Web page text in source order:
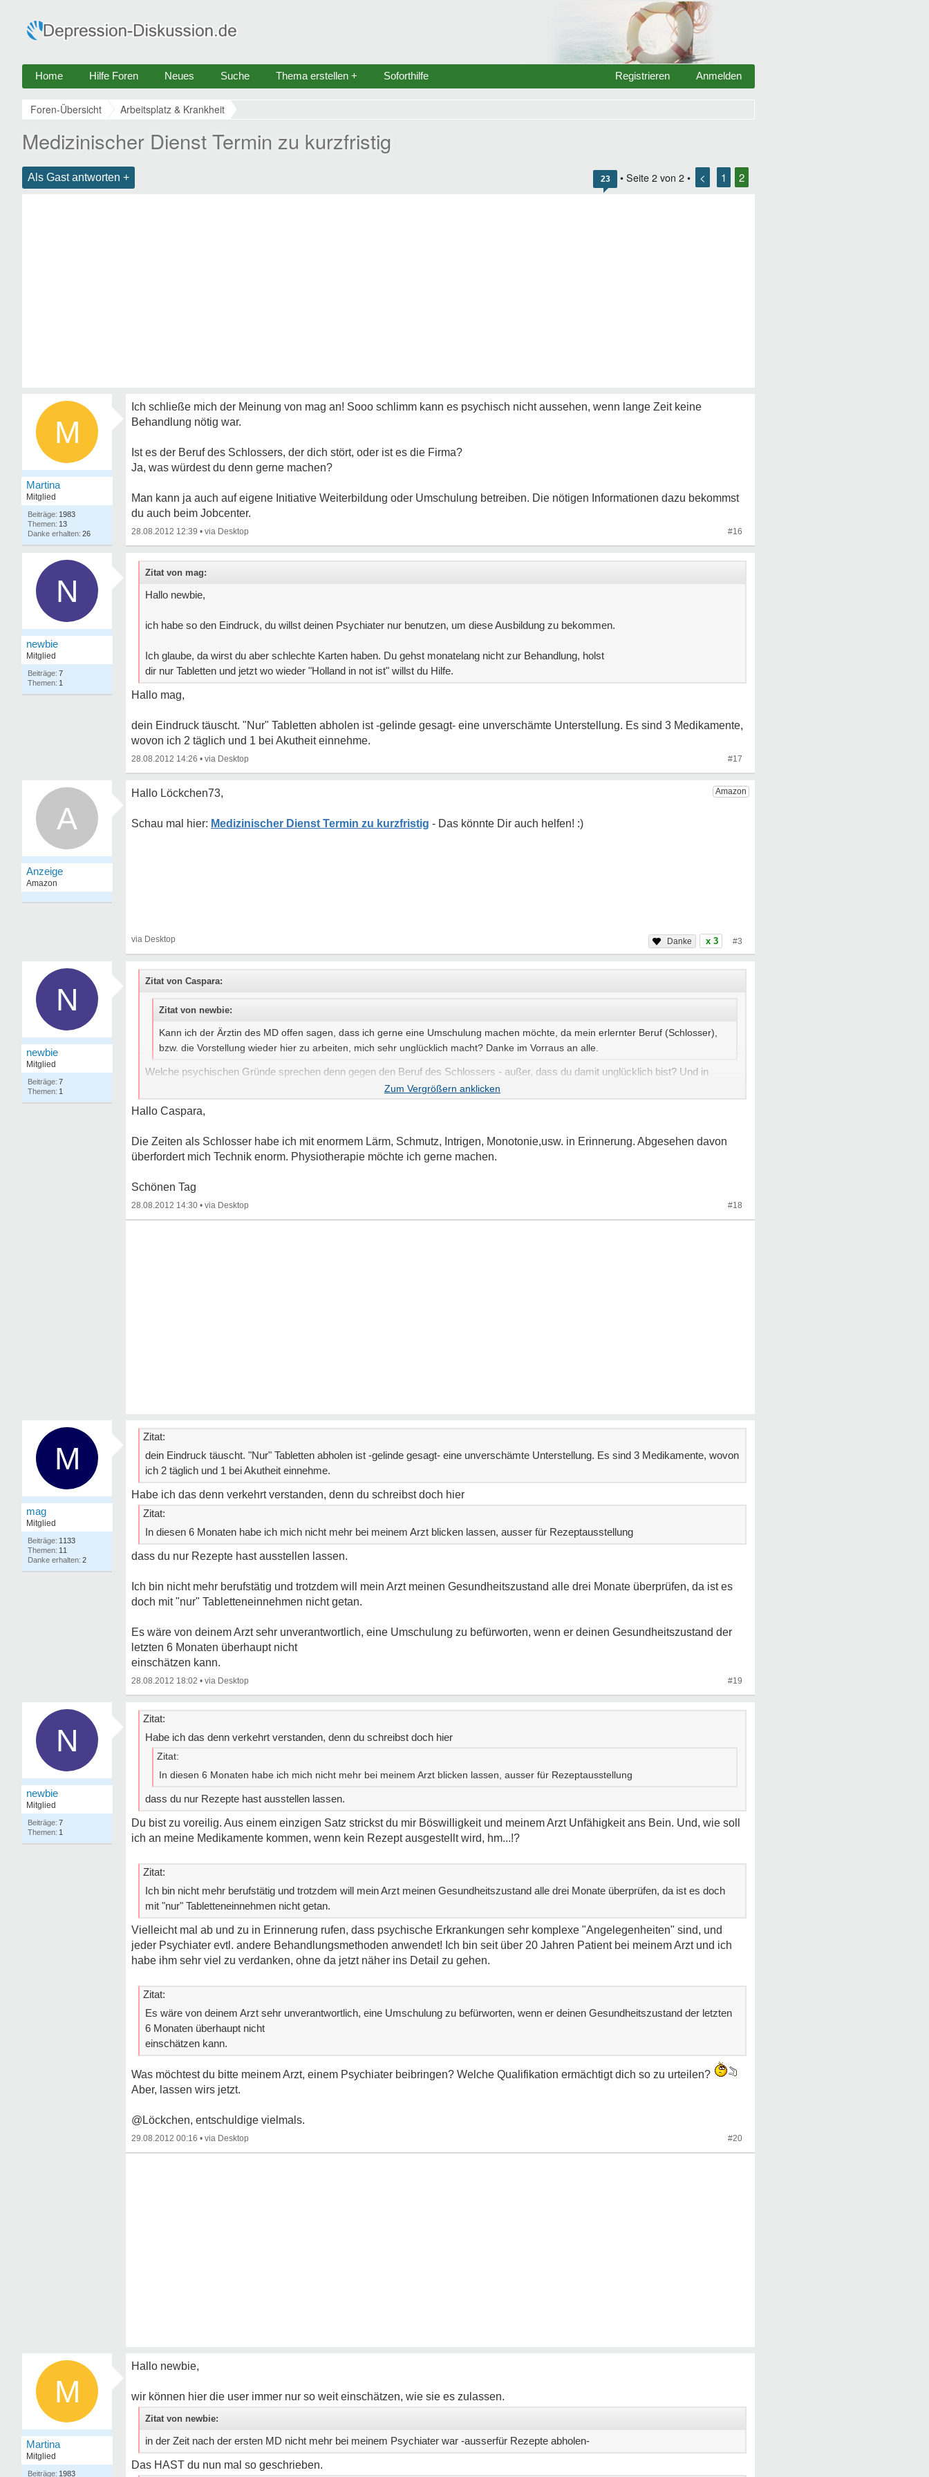
Home Hilfe Foren Neues Suche Thema erstellen + Soforthilfe Anmelden
Registrieren
Foren-Übersicht Arbeitsplatz & Krankheit
Medizinischer Dienst Termin zu kurzfristig
Als Gast antworten + 23 • Seite 2 von 2 • < 1 2
M
Martina
Mitglied
1983
13
26
Ich schließe mich der Meinung von mag an! Sooo schlimm kann es psychisch nicht aussehen, wenn lange Zeit keine
Behandlung nötig war.
Ist es der Beruf des Schlossers, der dich stört, oder ist es die Firma?
Ja, was würdest du denn gerne machen?
Man kann ja auch auf eigene Initiative Weiterbildung oder Umschulung betreiben. Die nötigen Informationen dazu bekommst
du auch beim Jobcenter.
28.08.2012 12:39 • #16
N
newbie
Mitglied
7
1
Zitat von mag:
Hallo newbie,
ich habe so den Eindruck, du willst deinen Psychiater nur benutzen, um diese Ausbildung zu bekommen.
Ich glaube, da wirst du aber schlechte Karten haben. Du gehst monatelang nicht zur Behandlung, holst
dir nur Tabletten und jetzt wo wieder "Holland in not ist" willst du Hilfe.
Hallo mag,
dein Eindruck täuscht. "Nur" Tabletten abholen ist -gelinde gesagt- eine unverschämte Unterstellung. Es sind 3 Medikamente,
wovon ich 2 täglich und 1 bei Akutheit einnehme.
28.08.2012 14:26 • #17
A
Hallo Löckchen73,
Medizinischer Dienst Termin zu kurzfristig
x 3 #3
N
newbie
Mitglied
7
1
Zitat von Caspara:
Zitat von newbie:
Kann ich der Ärztin des MD offen sagen, dass ich gerne eine Umschulung machen möchte, da mein erlernter Beruf (Schlosser),
bzw. die Vorstellung wieder hier zu arbeiten, mich sehr unglücklich macht? Danke im Vorraus an alle.
Welche psychischen Gründe sprechen denn gegen den Beruf des Schlossers - außer, dass du damit unglücklich bist? Und in
Hallo Caspara,
Die Zeiten als Schlosser habe ich mit enormem Lärm, Schmutz, Intrigen, Monotonie,usw. in Erinnerung. Abgesehen davon
überfordert mich Technik enorm. Physiotherapie möchte ich gerne machen.
Schönen Tag
28.08.2012 14:30 • #18
M
mag
Mitglied
1133
11
2
Zitat:
dein Eindruck täuscht. "Nur" Tabletten abholen ist -gelinde gesagt- eine unverschämte Unterstellung. Es sind 3 Medikamente, wovon
ich 2 täglich und 1 bei Akutheit einnehme.
Habe ich das denn verkehrt verstanden, denn du schreibst doch hier
Zitat:
In diesen 6 Monaten habe ich mich nicht mehr bei meinem Arzt blicken lassen, ausser für Rezeptausstellung
dass du nur Rezepte hast ausstellen lassen.
Ich bin nicht mehr berufstätig und trotzdem will mein Arzt meinen Gesundheitszustand alle drei Monate überprüfen, da ist es
doch mit "nur" Tabletteneinnehmen nicht getan.
Es wäre von deinem Arzt sehr unverantwortlich, eine Umschulung zu befürworten, wenn er deinen Gesundheitszustand der
letzten 6 Monaten überhaupt nicht
einschätzen kann.
28.08.2012 18:02 • #19
N
newbie
Mitglied
7
1
Zitat:
Habe ich das denn verkehrt verstanden, denn du schreibst doch hier
Zitat:
In diesen 6 Monaten habe ich mich nicht mehr bei meinem Arzt blicken lassen, ausser für Rezeptausstellung
dass du nur Rezepte hast ausstellen lassen.
Du bist zu voreilig. Aus einem einzigen Satz strickst du mir Böswilligkeit und meinem Arzt Unfähigkeit ans Bein. Und, wie soll
ich an meine Medikamente kommen, wenn kein Rezept ausgestellt wird, hm...!?
Zitat:
Ich bin nicht mehr berufstätig und trotzdem will mein Arzt meinen Gesundheitszustand alle drei Monate überprüfen, da ist es doch
mit "nur" Tabletteneinnehmen nicht getan.
Vielleicht mal ab und zu in Erinnerung rufen, dass psychische Erkrankungen sehr komplexe "Angelegenheiten" sind, und
jeder Psychiater evtl. andere Behandlungsmethoden anwendet! Ich bin seit über 20 Jahren Patient bei meinem Arzt und ich
habe ihm sehr viel zu verdanken, ohne da jetzt näher ins Detail zu gehen.
Zitat:
Es wäre von deinem Arzt sehr unverantwortlich, eine Umschulung zu befürworten, wenn er deinen Gesundheitszustand der letzten
6 Monaten überhaupt nicht
einschätzen kann.
Was möchtest du bitte meinem Arzt, einem Psychiater beibringen? Welche Qualifikation ermächtigt dich so zu urteilen?
Aber, lassen wirs jetzt.
@Löckchen, entschuldige vielmals.
29.08.2012 00:16 • #20
M
Martina
Mitglied
1983
Hallo newbie,
wir können hier die user immer nur so weit einschätzen, wie sie es zulassen.
Zitat von newbie:
in der Zeit nach der ersten MD nicht mehr bei meinem Psychiater war -ausserfür Rezepte abholen-
Das HAST du nun mal so geschrieben.